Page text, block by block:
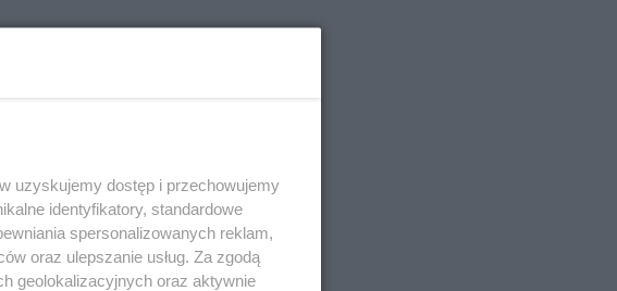
uzyskujemy dostęp i przechowujemy
identyfikatory, standardowe
spersonalizowanych reklam,
oraz ulepszanie usług. Za zgodą
geolokalizacyjnych oraz aktywnie